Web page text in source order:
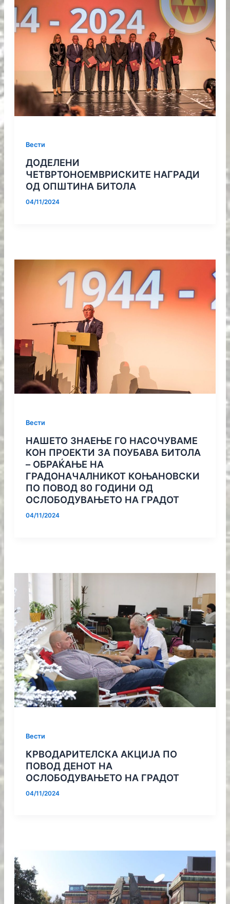
Вести
ДОДЕЛЕНИ
ЧЕТВРТОНОЕМВРИСКИТЕ НАГРАДИ
ОД ОПШТИНА БИТОЛА
04/11/2024
Вести
НАШЕТО ЗНАЕЊЕ ГО НАСОЧУВАМЕ
КОН ПРОЕКТИ ЗА ПОУБАВА БИТОЛА
– ОБРАЌАЊЕ НА
ГРАДОНАЧАЛНИКОТ КОЊАНОВСКИ
ПО ПОВОД 80 ГОДИНИ ОД
ОСЛОБОДУВАЊЕТО НА ГРАДОТ
04/11/2024
Вести
КРВОДАРИТЕЛСКА АКЦИЈА ПО
ПОВОД ДЕНОТ НА
ОСЛОБОДУВАЊЕТО НА ГРАДОТ
04/11/2024